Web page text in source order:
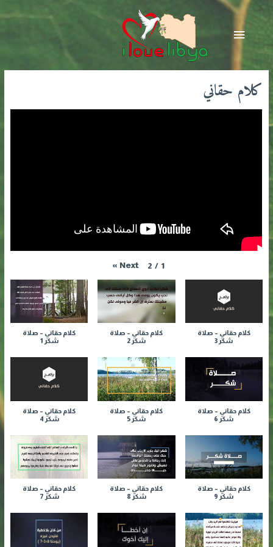
المحتوىالقائمة
الرئيسية
كلام حقاني
1
/
2
Next
»
كلام حقاني – صلاة
شكر 1
كلام حقاني – صلاة
شكر 2
كلام حقاني – صلاة
شكر 3
كلام حقاني – صلاة
شكر 4
كلام حقاني – صلاة
شكر 5
كلام حقاني – صلاة
شكر 6
كلام حقاني – صلاة
شكر 7
كلام حقاني – صلاة
شكر 8
كلام حقاني – صلاة
شكر 9